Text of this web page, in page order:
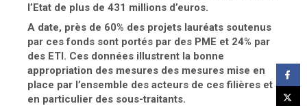
l’Etat de plus de 431 millions d’euros.
A date, près de 60% des projets lauréats soutenus
par ces fonds sont portés par des PME et 24% par
des ETI. Ces données illustrent la bonne
appropriation des mesures des mesures mise en
place par l’ensemble des acteurs de ces filières et
en particulier des sous-traitants.